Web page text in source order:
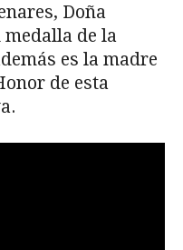
Doña
medalla de la
es la madre
de esta